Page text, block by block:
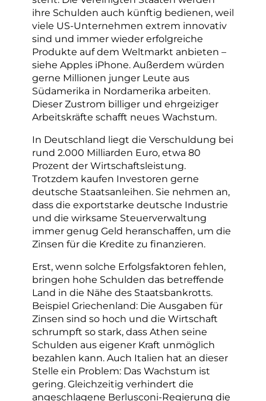
ihre Schulden auch künftig bedienen, weil
viele US-Unternehmen extrem innovativ
sind und immer wieder erfolgreiche
Produkte auf dem Weltmarkt anbieten –
siehe Apples iPhone. Außerdem würden
gerne Millionen junger Leute aus
Südamerika in Nordamerika arbeiten.
Dieser Zustrom billiger und ehrgeiziger
Arbeitskräfte schafft neues Wachstum.
In Deutschland liegt die Verschuldung bei
rund 2.000 Milliarden Euro, etwa 80
Prozent der Wirtschaftsleistung.
Trotzdem kaufen Investoren gerne
deutsche Staatsanleihen. Sie nehmen an,
dass die exportstarke deutsche Industrie
und die wirksame Steuerverwaltung
immer genug Geld heranschaffen, um die
Zinsen für die Kredite zu finanzieren.
Erst, wenn solche Erfolgsfaktoren fehlen,
bringen hohe Schulden das betreffende
Land in die Nähe des Staatsbankrotts.
Beispiel Griechenland: Die Ausgaben für
Zinsen sind so hoch und die Wirtschaft
schrumpft so stark, dass Athen seine
Schulden aus eigener Kraft unmöglich
bezahlen kann. Auch Italien hat an dieser
Stelle ein Problem: Das Wachstum ist
gering. Gleichzeitig verhindert die
angeschlagene Berlusconi-Regierung die